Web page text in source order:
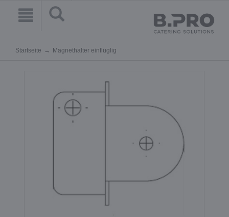
Startseite Magnethalter einflüglig